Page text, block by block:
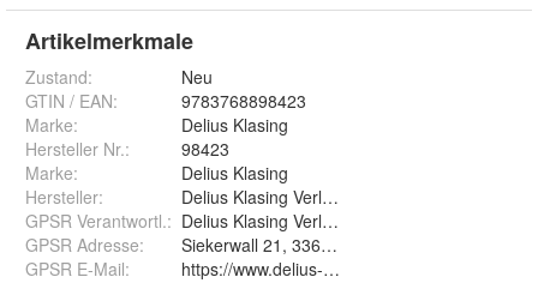
Artikelmerkmale
Zustand:
Neu
GTIN / EAN:
9783768898423
Marke:
Delius Klasing
Hersteller Nr.:
98423
Marke:
Delius Klasing
Hersteller:
Delius Klasing Verlag GmbH
GPSR Verantwortl.: Delius Klasing Verlag GmbH
GPSR Adresse:
Siekerwall 21, 33602 Bielefeld
GPSR E-Mail: https://www.delius-klasing.de/kontakt/